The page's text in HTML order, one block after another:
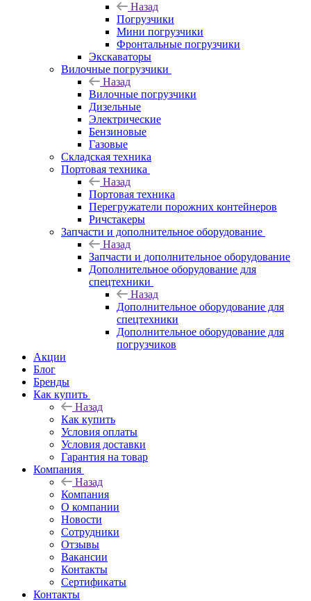
Назад
Погрузчики
Мини погрузчики
Фронтальные погрузчики
Экскаваторы
Вилочные погрузчики
Назад
Вилочные погрузчики
Дизельные
Электрические
Бензиновые
Газовые
Складская техника
Портовая техника
Назад
Портовая техника
Перегружатели порожних контейнеров
Ричстакеры
Запчасти и дополнительное оборудование
Назад
Запчасти и дополнительное оборудование
Дополнительное оборудование для
спецтехники
Назад
Дополнительное оборудование для
спецтехники
Дополнительное оборудование для
погрузчиков
Акции
Блог
Бренды
Как купить
Назад
Как купить
Условия оплаты
Условия доставки
Гарантия на товар
Компания
Назад
Компания
О компании
Новости
Сотрудники
Отзывы
Вакансии
Контакты
Сертификаты
Контакты